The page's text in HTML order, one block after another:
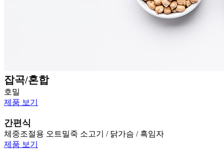
잡곡/혼합
호밀
제품 보기
간편식
체중조절용 오트밀죽 소고기 / 닭가슴 / 흑임자
제품 보기